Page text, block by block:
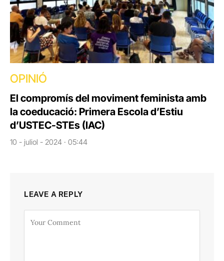
OPINIÓ
El compromís del moviment feminista amb
la coeducació: Primera Escola d’Estiu
d’USTEC-STEs (IAC)
10 - juliol - 2024 · 05:44
LEAVE A REPLY